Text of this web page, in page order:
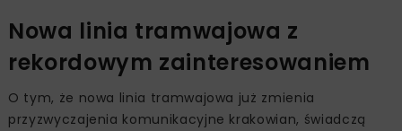
Nowa linia tramwajowa z
rekordowym zainteresowaniem
O tym, że nowa linia tramwajowa już zmienia
przyzwyczajenia komunikacyjne krakowian, świadczą